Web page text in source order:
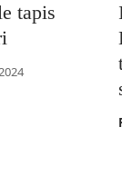
tapis